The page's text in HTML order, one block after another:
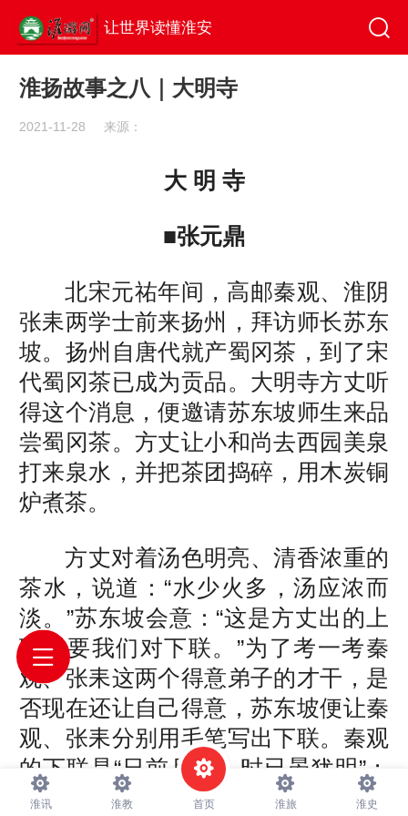
让世界读懂淮安
淮扬故事之八｜大明寺
2021-11-28 来源：
大 明 寺
■张元鼎
北宋元祐年间，高邮秦观、淮阴
张耒两学士前来扬州，拜访师长苏东
坡。扬州自唐代就产蜀冈茶，到了宋
代蜀冈茶已成为贡品。大明寺方丈听
得这个消息，便邀请苏东坡师生来品
尝蜀冈茶。方丈让小和尚去西园美泉
打来泉水，并把茶团捣碎，用木炭铜
炉煮茶。
方丈对着汤色明亮、清香浓重的
茶水，说道：“水少火多，汤应浓而
淡。”苏东坡会意：“这是方丈出的上
联，要我们对下联。”为了考一考秦
观、张耒这两个得意弟子的才干，是
否现在还让自己得意，苏东坡便让秦
观、张耒分别用毛笔写出下联。秦观
的下联是“日前月后，时已晏犹明”；
张耒的下联是：“日前月后，天当暗
淮讯 淮教 首页 淮旅 淮史